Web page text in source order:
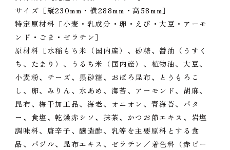
サイズ［縦230mm・横288mm・高58mm］
特定原材料［小麦・乳成分・卵・えび・大豆・アーモ
ンド・ごま・ゼラチン］
原材料［水稲もち米（国内産）、砂糖、醤油（うすく
ち、たまり）、うるち米（国内産）、植物油、大豆、
小麦粉、チーズ、黒砂糖、おぼろ昆布、とうもろこ
し、卵、みりん、水あめ、海苔、アーモンド、胡麻、
昆布、梅干加工品、海老、オニオン、青海苔、バタ
ー、食塩、乾燥赤シソ、抹茶、かつお節エキス、岩塩
調味料、唐辛子、醸造酢、乳等を主要原料とする食
品、バジル、昆布エキス、ゼラチン／着色料（赤ビー